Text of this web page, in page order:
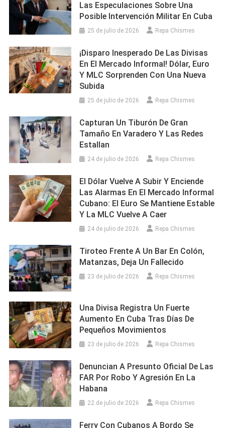
Las Especulaciones Sobre Una
Posible Intervención Militar En Cuba
25 de julio de 2026 Repa Chismes
¡Disparo Inesperado De Las Divisas
En El Mercado Informal! Dólar, Euro
Y MLC Sorprenden Con Una Nueva
Subida
25 de julio de 2026 Repa Chismes
Capturan Un Tiburón De Gran
Tamaño En Varadero Y Las Redes
Estallan
24 de julio de 2026 Repa Chismes
El Dólar Vuelve A Subir Y Enciende
Las Alarmas En El Mercado Informal
Cubano: El Euro Se Mantiene Estable
Y La MLC Vuelve A Caer
24 de julio de 2026 Repa Chismes
Tiroteo Frente A Un Bar En Colón,
Matanzas, Deja Un Fallecido
23 de julio de 2026 Repa Chismes
Una Divisa Registra Un Fuerte
Aumento En Cuba Tras Días De
Pequeños Movimientos
23 de julio de 2026 Repa Chismes
Denuncian A Presunto Oficial De Las
FAR Por Robo Y Agresión En La
Habana
22 de julio de 2026 Repa Chismes
Ferry Con Cubanos A Bordo Se